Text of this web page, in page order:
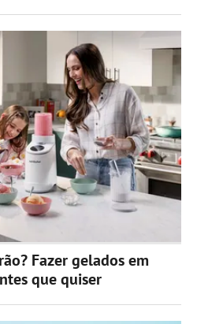
Fazer gelados em
que quiser